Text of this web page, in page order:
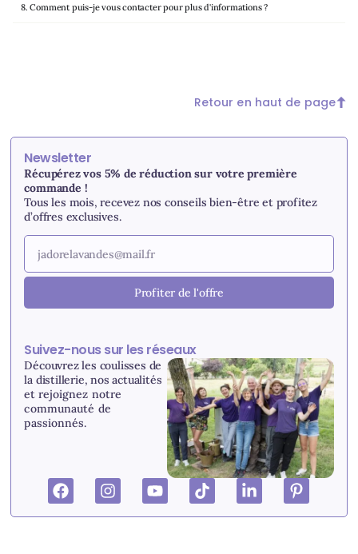
8. Comment puis-je vous contacter pour plus d'informations ?
Retour en haut de page
Newsletter
Récupérez vos 5% de réduction sur votre première
commande !
Tous les mois, recevez nos conseils bien-être et profitez
d’offres exclusives.
Profiter de l'offre
Suivez-nous sur les réseaux
Découvrez les coulisses de
la distillerie, nos actualités
et rejoignez notre
communauté de
passionnés.